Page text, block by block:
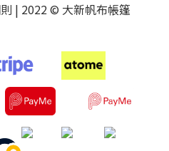
| 2022 © 大新帆布帳篷